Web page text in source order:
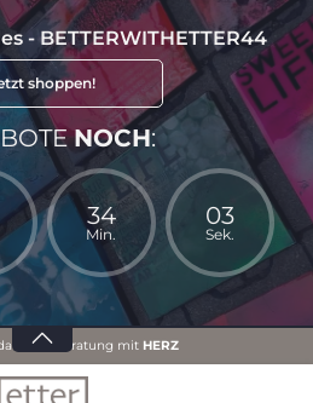
- BETTERWITHETTER44
shoppen!
NOCH:
34
Min.
03
Sek.
und Beratung mitHERZ